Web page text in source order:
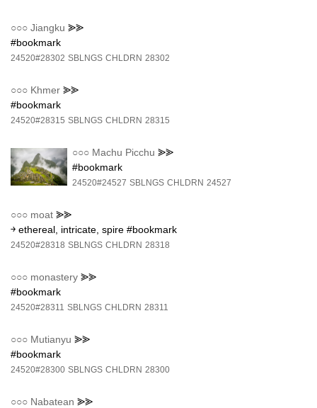
○○○ Jiangku ⪢⪢
#bookmark
24520#28302 SBLNGS CHLDRN 28302
○○○ Khmer ⪢⪢
#bookmark
24520#28315 SBLNGS CHLDRN 28315
○○○ Machu Picchu ⪢⪢
#bookmark
24520#24527 SBLNGS CHLDRN 24527
○○○ moat ⪢⪢
￫ ethereal, intricate, spire #bookmark
24520#28318 SBLNGS CHLDRN 28318
○○○ monastery ⪢⪢
#bookmark
24520#28311 SBLNGS CHLDRN 28311
○○○ Mutianyu ⪢⪢
#bookmark
24520#28300 SBLNGS CHLDRN 28300
○○○ Nabatean ⪢⪢